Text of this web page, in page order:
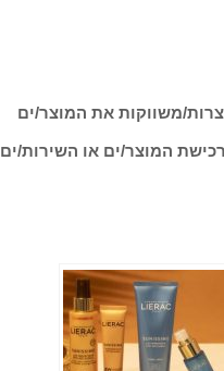
משווקות את המוצר/ים
המוצר/ים או השירות/ים